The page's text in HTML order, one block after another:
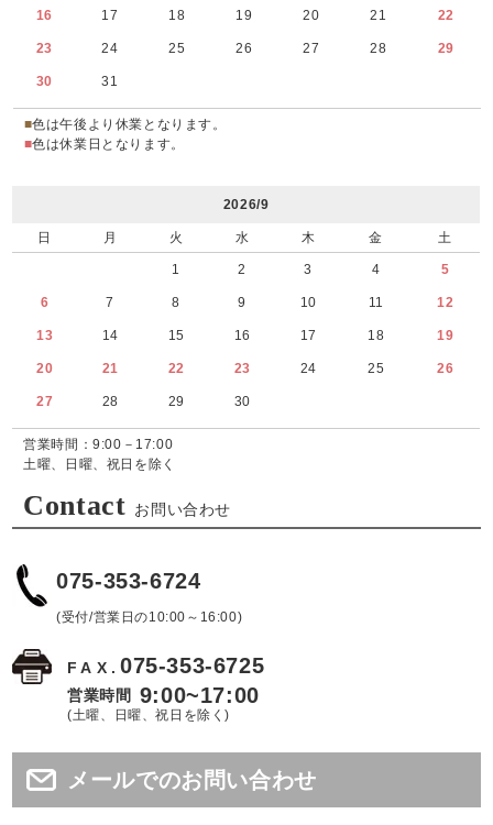
16 17 18 19 20 21 22
23 24 25 26 27 28 29
30 31
■色は午後より休業となります。
■色は休業日となります。
2026/9
日 月 火 水 木 金 土
1 2 3 4 5
6 7 8 9 10 11 12
13 14 15 16 17 18 19
20 21 22 23 24 25 26
27 28 29 30
営業時間：9:00－17:00
土曜、日曜、祝日を除く
Contact お問い合わせ
075-353-6724
(受付/営業日の10:00～16:00)
FAX.075-353-6725
営業時間 9:00~17:00
(土曜、日曜、祝日を除く)
メールでのお問い合わせ